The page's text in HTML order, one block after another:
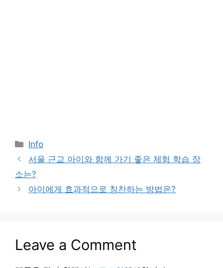
Categories
Info
서울 근교 아이와 함께 가기 좋은 체험 학습 장
소는?
아이에게 효과적으로 칭찬하는 방법은?
Leave a Comment